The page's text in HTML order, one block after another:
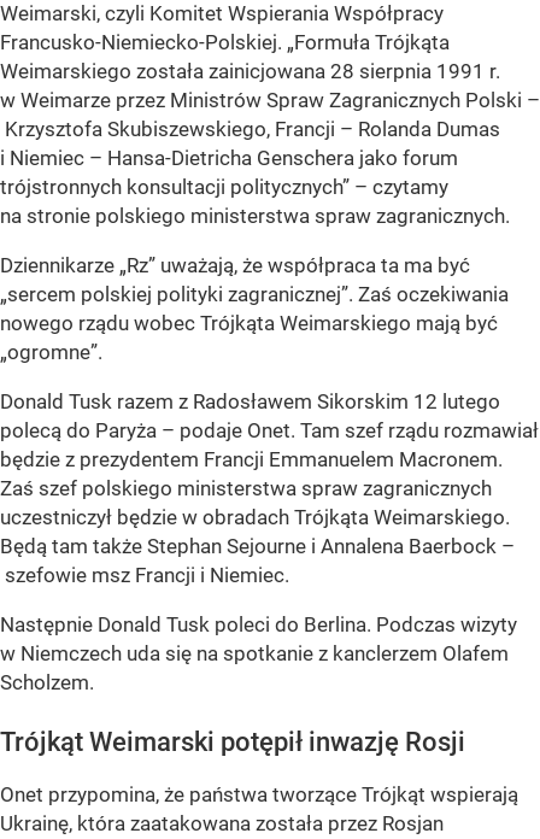
Weimarski, czyli Komitet Wspierania Współpracy
Francusko-Niemiecko-Polskiej. „Formuła Trójkąta
Weimarskiego została zainicjowana 28 sierpnia 1991 r.
w Weimarze przez Ministrów Spraw Zagranicznych Polski –
Krzysztofa Skubiszewskiego, Francji – Rolanda Dumas
i Niemiec – Hansa-Dietricha Genschera jako forum
trójstronnych konsultacji politycznych” – czytamy
na stronie polskiego ministerstwa spraw zagranicznych.
Dziennikarze „Rz” uważają, że współpraca ta ma być
„sercem polskiej polityki zagranicznej”. Zaś oczekiwania
nowego rządu wobec Trójkąta Weimarskiego mają być
„ogromne”.
Donald Tusk razem z Radosławem Sikorskim 12 lutego
polecą do Paryża – podaje Onet. Tam szef rządu rozmawiał
będzie z prezydentem Francji Emmanuelem Macronem.
Zaś szef polskiego ministerstwa spraw zagranicznych
uczestniczył będzie w obradach Trójkąta Weimarskiego.
Będą tam także Stephan Sejourne i Annalena Baerbock –
szefowie msz Francji i Niemiec.
Następnie Donald Tusk poleci do Berlina. Podczas wizyty
w Niemczech uda się na spotkanie z kanclerzem Olafem
Scholzem.
Trójkąt Weimarski potępił inwazję Rosji
Onet przypomina, że państwa tworzące Trójkąt wspierają
Ukrainę, która zaatakowana została przez Rosjan